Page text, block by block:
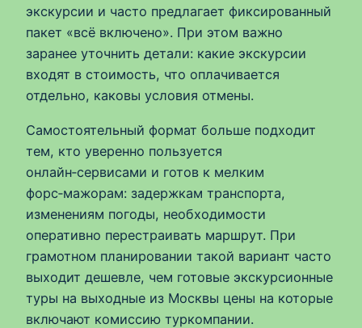
экскурсии и часто предлагает фиксированный
пакет «всё включено». При этом важно
заранее уточнить детали: какие экскурсии
входят в стоимость, что оплачивается
отдельно, каковы условия отмены.
Самостоятельный формат больше подходит
тем, кто уверенно пользуется
онлайн‑сервисами и готов к мелким
форс‑мажорам: задержкам транспорта,
изменениям погоды, необходимости
оперативно перестраивать маршрут. При
грамотном планировании такой вариант часто
выходит дешевле, чем готовые экскурсионные
туры на выходные из Москвы цены на которые
включают комиссию туркомпании.